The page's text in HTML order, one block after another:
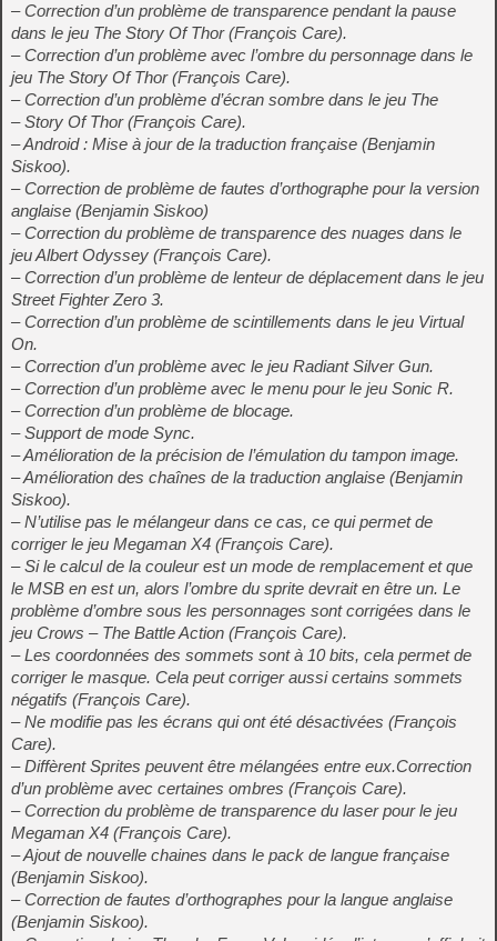
– Correction d’un problème de transparence pendant la pause
dans le jeu The Story Of Thor (François Care).
– Correction d’un problème avec l’ombre du personnage dans le
jeu The Story Of Thor (François Care).
– Correction d’un problème d’écran sombre dans le jeu The
– Story Of Thor (François Care).
– Android : Mise à jour de la traduction française (Benjamin
Siskoo).
– Correction de problème de fautes d’orthographe pour la version
anglaise (Benjamin Siskoo)
– Correction du problème de transparence des nuages dans le
jeu Albert Odyssey (François Care).
– Correction d’un problème de lenteur de déplacement dans le jeu
Street Fighter Zero 3.
– Correction d’un problème de scintillements dans le jeu Virtual
On.
– Correction d’un problème avec le jeu Radiant Silver Gun.
– Correction d’un problème avec le menu pour le jeu Sonic R.
– Correction d’un problème de blocage.
– Support de mode Sync.
– Amélioration de la précision de l’émulation du tampon image.
– Amélioration des chaînes de la traduction anglaise (Benjamin
Siskoo).
– N’utilise pas le mélangeur dans ce cas, ce qui permet de
corriger le jeu Megaman X4 (François Care).
– Si le calcul de la couleur est un mode de remplacement et que
le MSB en est un, alors l’ombre du sprite devrait en être un. Le
problème d’ombre sous les personnages sont corrigées dans le
jeu Crows – The Battle Action (François Care).
– Les coordonnées des sommets sont à 10 bits, cela permet de
corriger le masque. Cela peut corriger aussi certains sommets
négatifs (François Care).
– Ne modifie pas les écrans qui ont été désactivées (François
Care).
– Diffèrent Sprites peuvent être mélangées entre eux.Correction
d’un problème avec certaines ombres (François Care).
– Correction du problème de transparence du laser pour le jeu
Megaman X4 (François Care).
– Ajout de nouvelle chaines dans le pack de langue française
(Benjamin Siskoo).
– Correction de fautes d’orthographes pour la langue anglaise
(Benjamin Siskoo).